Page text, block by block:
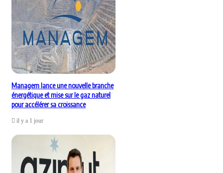
Managem lance une nouvelle branche
énergétique et mise sur le gaz naturel
pour accélérer sa croissance
il y a 1 jour